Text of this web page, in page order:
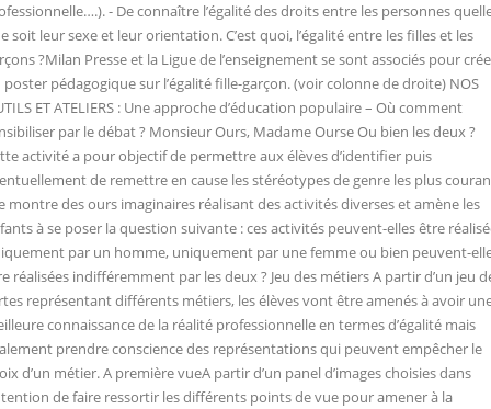
- De connaître l’égalité des droits entre les personnes
soit leur sexe et leur orientation. C’est quoi, l’égalité entre les filles et les
?Milan Presse et la Ligue de l’enseignement se sont associés pour
poster pédagogique sur l’égalité fille-garçon. (voir colonne de droite) NOS
ET ATELIERS : Une approche d’éducation populaire – Où comment
par le débat ? Monsieur Ours, Madame Ourse Ou bien les deux ?
activité a pour objectif de permettre aux élèves d’identifier puis
de remettre en cause les stéréotypes de genre les plus
montre des ours imaginaires réalisant des activités diverses et amène les
à se poser la question suivante : ces activités peuvent-elles être
par un homme, uniquement par une femme ou bien peuvent-
réalisées indifféremment par les deux ? Jeu des métiers A partir d’un jeu
représentant différents métiers, les élèves vont être amenés à avoir
connaissance de la réalité professionnelle en termes d’égalité mais
prendre conscience des représentations qui peuvent empêcher le
d’un métier. A première vueA partir d’un panel d’images choisies dans
de faire ressortir les différents points de vue pour amener à la